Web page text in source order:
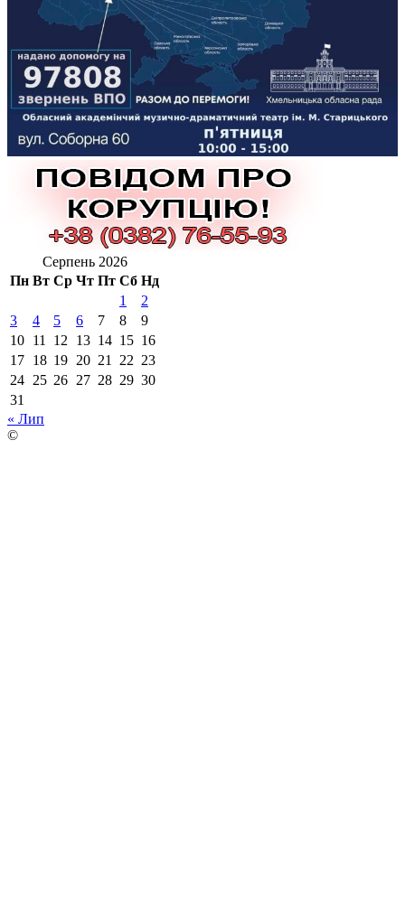
Серпень 2026
Пн Вт Ср Чт Пт Сб Нд
1
2
3
4 5 6 7 8
9
10 11 12 13 14 15 16
17 18 19 20 21 22 23
24 25 26 27 28 29 30
31
« Лип
©